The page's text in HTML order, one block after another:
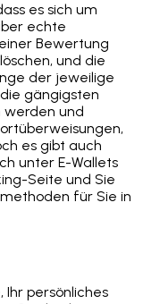
es sich um
echte
Bewertung
und die
der jeweilige
gängigsten
werden und
es gibt auch
unter E-Wallets
Seite und Sie
für Sie in
Ihr persönliches